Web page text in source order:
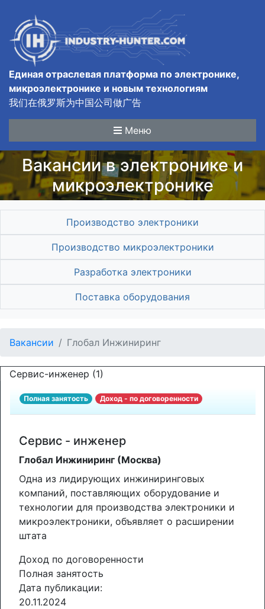
Единая отраслевая платформа по электронике,
микроэлектронике и новым технологиям
我们在俄罗斯为中国公司做广告
Меню
Вакансии в электронике и
микроэлектронике
Производство электроники
Производство микроэлектроники
Разработка электроники
Поставка оборудования
Вакансии Глобал Инжиниринг
Сервис-инженер (1)
Полная занятость Доход - по договоренности
Сервис - инженер
Глобал Инжиниринг (Москва)
Одна из лидирующих инжиниринговых
компаний, поставляющих оборудование и
технологии для производства электроники и
микроэлектроники, объявляет о расширении
штата
Доход по договоренности
Полная занятость
Дата публикации:
20.11.2024